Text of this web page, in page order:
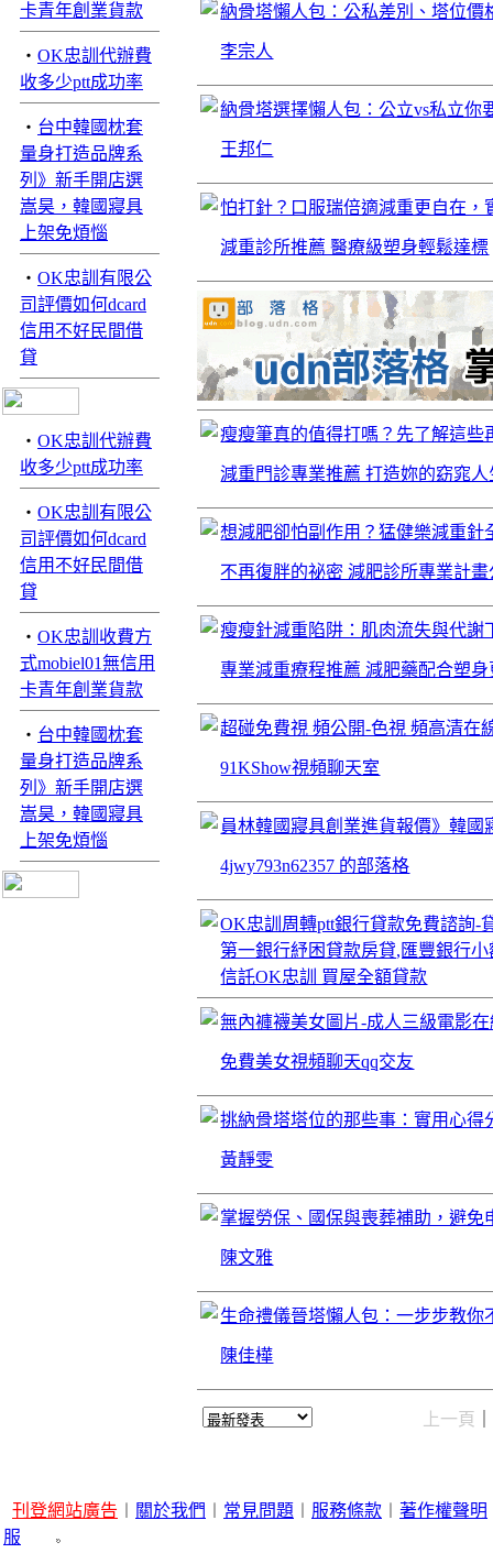
卡青年創業貨款
‧ OK忠訓代辦費
收多少ptt成功率
‧ 台中韓國枕套
量身打造品牌系
列》新手開店選
嵩昊，韓國寢具
上架免煩惱
‧ OK忠訓有限公
司評價如何dcard
信用不好民間借
貸
‧ OK忠訓代辦費
收多少ptt成功率
‧ OK忠訓有限公
司評價如何dcard
信用不好民間借
貸
‧ OK忠訓收費方
式mobiel01無信用
卡青年創業貨款
‧ 台中韓國枕套
量身打造品牌系
列》新手開店選
嵩昊，韓國寢具
上架免煩惱
納骨塔懶人包：公私差別、塔位價
李宗人
納骨塔選擇懶人包：公立vs私立你
王邦仁
怕打針？口服瑞倍適減重更自在，
減重診所推薦 醫療級塑身輕鬆達標
瘦瘦筆真的值得打嗎？先了解這些
減重門診專業推薦 打造妳的窈窕
想減肥卻怕副作用？猛健樂減重針
不再復胖的祕密 減肥診所專業計畫
瘦瘦針減重陷阱：肌肉流失與代謝
專業減重療程推薦 減肥藥配合塑
超碰免費視 頻公開-色視 頻高清在
91KShow視頻聊天室
員林韓國寢具創業進貨報價》韓
4jwy793n62357 的部落格
OK忠訓周轉ptt銀行貸款免費諮詢-
第一銀行紓困貸款房貸,匯豐銀行
信託OK忠訓 買屋全額貸款
無內褲襪美女圖片-成人三級電影
免費美女視頻聊天qq交友
挑納骨塔塔位的那些事：實用心得
黃靜雯
掌握勞保、國保與喪葬補助，避免
陳文雅
生命禮儀晉塔懶人包：一步步教你
陳佳樺
上一頁
刊登網站廣告 關於我們 常見問題 服務條款 著作權聲明
服